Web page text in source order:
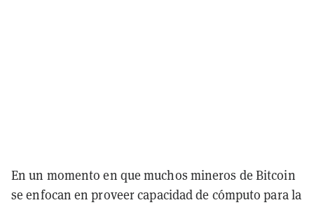
En un momento en que muchos mineros de Bitcoin
se enfocan en proveer capacidad de cómputo para la